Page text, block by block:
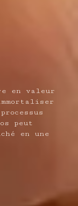
en valeur
peut
en une